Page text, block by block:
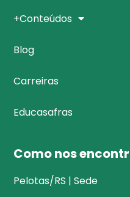
+Conteúdos
Blog
Carreiras
Educasafras
Como nos
Pelotas/RS | Sede